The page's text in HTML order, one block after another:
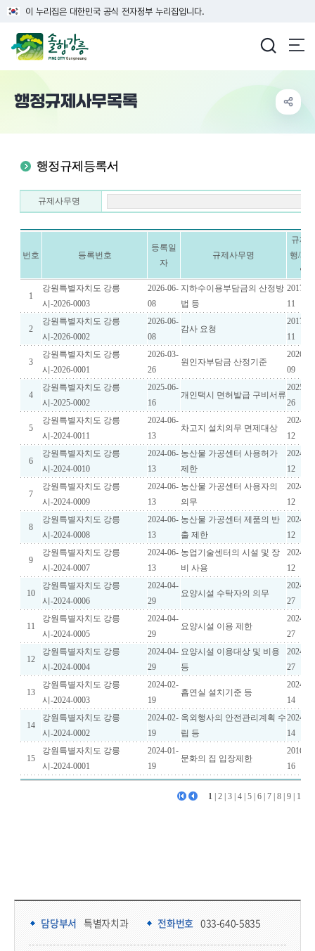
이 누리집은 대한민국 공식 전자정부 누리집입니다.
행정규제사무목록
담당부서 정보 & 컨텐츠 만족도 조사 & 공공저작물 자유이용 허락 표시
담당부서 특별자치과 전화번호 033-640-5835